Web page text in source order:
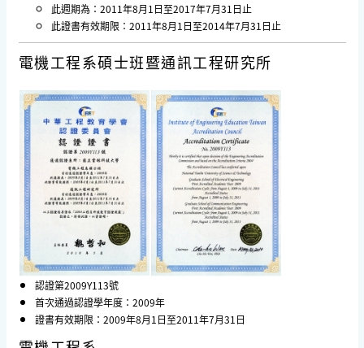
此週期為：2011年8月1日至2017年7月31日止
此證書有效期限：2011年8月1日至2014年7月31日止
電機工程系碩士班暨通訊工程研究所
認證第2009Y113號
首次通過認證學年度：2009年
證書有效期限：2009年8月1日至2011年7月31日